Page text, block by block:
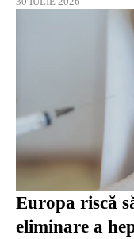
Europa riscă
eliminare a